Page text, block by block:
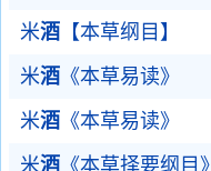
米酒 【本草纲目】
米酒 《本草易读》
米酒 《本草易读》
米酒 《本草择要纲目》